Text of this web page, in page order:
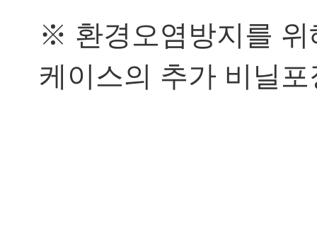
※ 환경오염방지를
케이스의 추가 비닐